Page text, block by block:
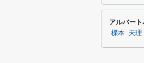
アルバー
櫟本 天理